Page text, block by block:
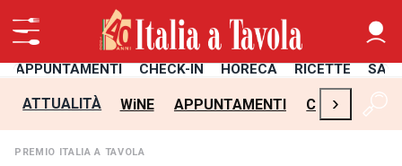
APPUNTAMENTI CHECK-IN HORECA RICETTE
ATTUALITÀ WiNE APPUNTAMENTI CHECK-IN
›
PREMIO ITALIA A TAVOLA